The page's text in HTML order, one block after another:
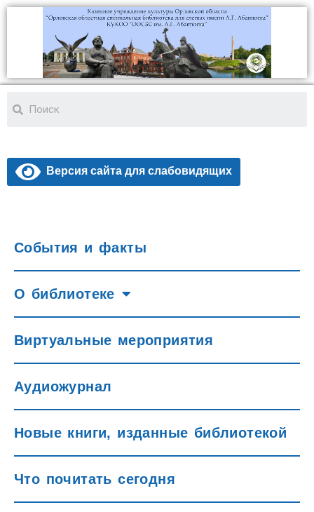
Версия сайта для слабовидящих
События и факты
О библиотеке
Виртуальные мероприятия
Аудиожурнал
Новые книги, изданные библиотекой
Что почитать сегодня